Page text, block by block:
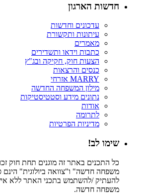
חדשות הארגון
עדכונים וחדשות
עיתונות ותקשורת
מאמרים
כתבות וידאו ותשדירים
הצעות חוק, חקיקה ובג"ץ
כנסים והרצאות
MARRY אזרחי
מילון המשפחה החדשה
נתונים מידע וסטטיסטיקות
אודות
לתרומה
מדיניות הפרטיות
שימו לב!
כל התכנים באתר זה מוגנים תחת חוק
משפחה חדשה" ו"צוואה ביולוגית" הינם
להעתיק /להשתמש בתכני האתר ללא
משפחה חדשה.